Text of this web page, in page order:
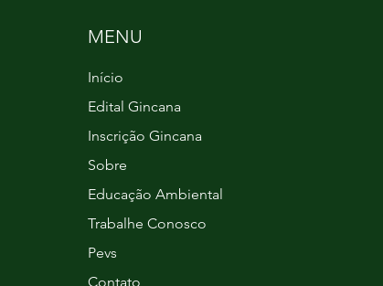
MENU
Início
Edital Gincana
Inscrição Gincana
Sobre
Educação Ambiental
Trabalhe Conosco
Pevs
Contato